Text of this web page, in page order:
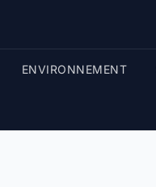
ENVIRONNEMENT